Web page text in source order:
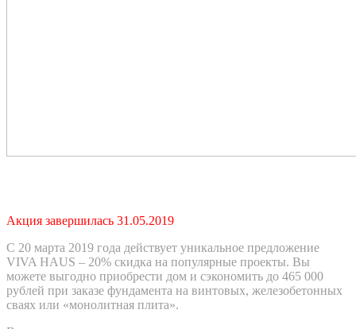
Акция завершилась 31.05.2019
С 20 марта 2019 года действует уникальное предложение
VIVA HAUS – 20% скидка на популярные проекты. Вы
можете выгодно приобрести дом и сэкономить до 465 000
рублей при заказе фундамента на винтовых, железобетонных
сваях или «монолитная плита».